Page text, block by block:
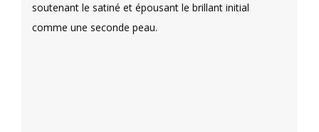
soutenant le satiné et épousant le brillant initial
comme une seconde peau.